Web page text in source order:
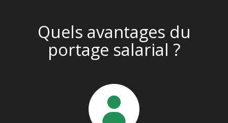
Quels avantages du
portage salarial ?